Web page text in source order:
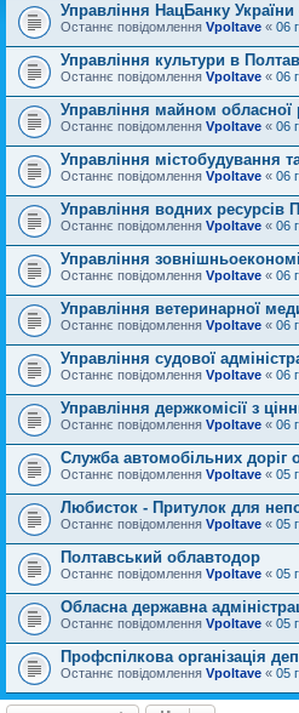
Управління НацБанку України
Останнє повідомлення Vpoltave « 06
Управління культури в
Останнє повідомлення Vpoltave « 06
Управління майном обласної
Останнє повідомлення Vpoltave « 06
Управління містобудування
Останнє повідомлення Vpoltave « 06
Управління водних ресурсів
Останнє повідомлення Vpoltave « 06
Управління
Останнє повідомлення Vpoltave « 06
Управління ветеринарної
Останнє повідомлення Vpoltave « 06
Управління судової
Останнє повідомлення Vpoltave « 06
Управління держкомісії з
Останнє повідомлення Vpoltave « 06
Служба автомобільних доріг
Останнє повідомлення Vpoltave « 05
Любисток - Притулок для
Останнє повідомлення Vpoltave « 05
Полтавський облавтодор
Останнє повідомлення Vpoltave « 05
Обласна державна
Останнє повідомлення Vpoltave « 05
Профспілкова організація
Останнє повідомлення Vpoltave « 05